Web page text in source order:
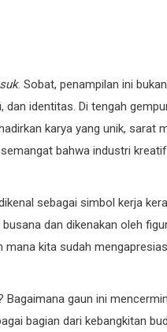
. Sobat, penampilan ini bukan
identitas. Di tengah
karya yang unik, sarat
bahwa industri
sebagai simbol kerja
dan dikenakan oleh
mana kita sudah
Bagaimana gaun ini
bagian dari kebangkitan